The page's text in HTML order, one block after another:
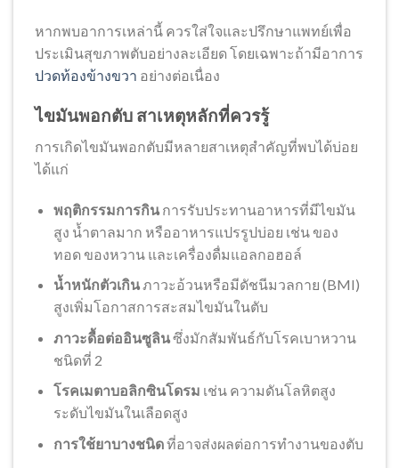
หากพบอาการเหล่านี้ ควรใส่ใจและปรึกษาแพทย์เพื่อ
ประเมินสุขภาพตับอย่างละเอียด โดยเฉพาะถ้ามีอาการ
ปวดท้องข้างขวา อย่างต่อเนื่อง
ไขมันพอกตับ สาเหตุหลักที่ควรรู้
การเกิดไขมันพอกตับมีหลายสาเหตุสำคัญที่พบได้บ่อย
ได้แก่
พฤติกรรมการกินการรับประทานอาหารที่มีไขมัน
สูง น้ำตาลมาก หรืออาหารแปรรูปบ่อย เช่น ของ
ทอด ของหวาน และเครื่องดื่มแอลกอฮอล์
น้ำหนักตัวเกินภาวะอ้วนหรือมีดัชนีมวลกาย (BMI)
สูงเพิ่มโอกาสการสะสมไขมันในตับ
ภาวะดื้อต่ออินซูลินซึ่งมักสัมพันธ์กับโรคเบาหวาน
ชนิดที่ 2
โรคเมตาบอลิกซินโดรม เช่น ความดันโลหิตสูง
ระดับไขมันในเลือดสูง
การใช้ยาบางชนิดที่อาจส่งผลต่อการทำงานของตับ